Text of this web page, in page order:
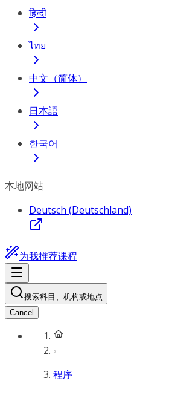
हिन्दी
ไทย
中文（简体）
日本語
한국어
本地网站
Deutsch (Deutschland)
为我推荐课程
搜索科目、机构或地点
Cancel
程序